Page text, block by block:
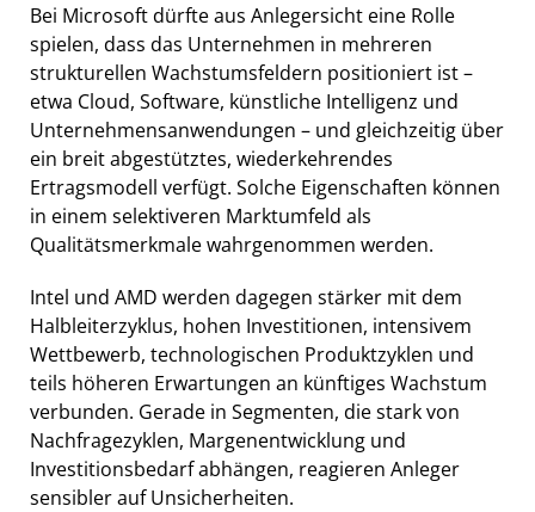
Bei Microsoft dürfte aus Anlegersicht eine Rolle
spielen, dass das Unternehmen in mehreren
strukturellen Wachstumsfeldern positioniert ist –
etwa Cloud, Software, künstliche Intelligenz und
Unternehmensanwendungen – und gleichzeitig über
ein breit abgestütztes, wiederkehrendes
Ertragsmodell verfügt. Solche Eigenschaften können
in einem selektiveren Marktumfeld als
Qualitätsmerkmale wahrgenommen werden.
Intel und AMD werden dagegen stärker mit dem
Halbleiterzyklus, hohen Investitionen, intensivem
Wettbewerb, technologischen Produktzyklen und
teils höheren Erwartungen an künftiges Wachstum
verbunden. Gerade in Segmenten, die stark von
Nachfragezyklen, Margenentwicklung und
Investitionsbedarf abhängen, reagieren Anleger
sensibler auf Unsicherheiten.